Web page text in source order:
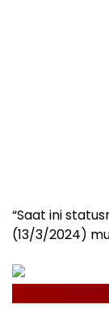
“Saat ini
(13/3/2024)